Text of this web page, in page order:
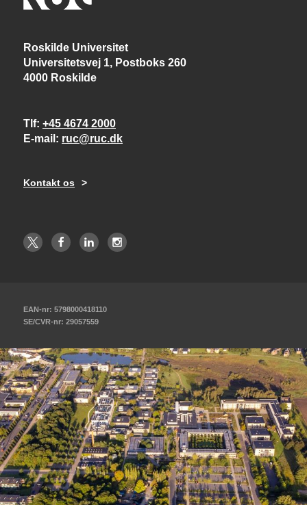
Roskilde Universitet
Universitetsvej 1, Postboks 260
4000 Roskilde
Tlf +45 4674 2000
E-mail
ruc@ruc.dk
Kontakt os
EAN-nr: 5798000418110
SE/CVR-nr: 29057559